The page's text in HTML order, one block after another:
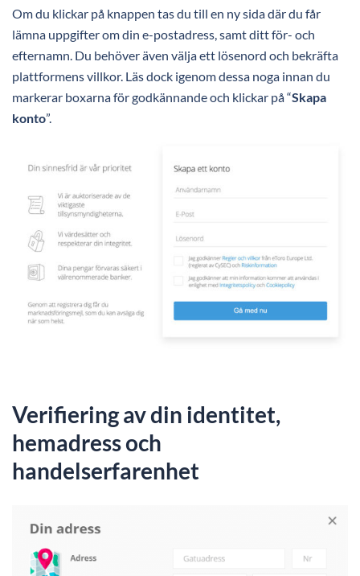
Om du klickar på knappen tas du till en ny sida där du får
lämna uppgifter om din e-postadress, samt ditt för- och
efternamn. Du behöver även välja ett lösenord och bekräfta
plattformens villkor. Läs dock igenom dessa noga innan du
markerar boxarna för godkännande och klickar på “Skapa
konto”.
Verifiering av din identitet,
hemadress och
handelserfarenhet